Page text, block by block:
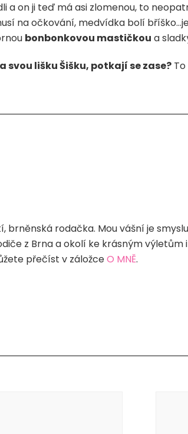
a on ji teď má asi zlomenou, to
na očkování, medvídka bolí
bonbonkovou mastičkou a
svou lišku Šišku, potkají se zase?
brněnská rodačka. Mou vášní je
z Brna a okolí ke krásným
přečíst v záložceO MNĚ.